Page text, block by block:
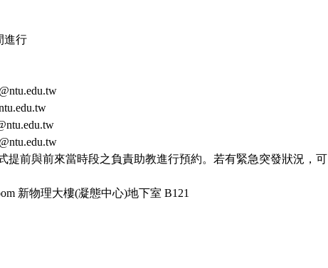
進行
提前與前來當時段之負責助教進行預約。若有緊急突發狀況，可
新物理大樓(凝態中心)地下室 B121